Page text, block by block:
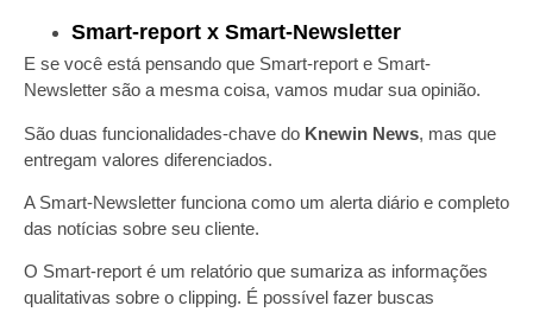
Smart-report x Smart-Newsletter
E se você está pensando que Smart-report e Smart-
Newsletter são a mesma coisa, vamos mudar sua opinião.
São duas funcionalidades-chave do Knewin News, mas que
entregam valores diferenciados.
A Smart-Newsletter funciona como um alerta diário e completo
das notícias sobre seu cliente.
O Smart-report é um relatório que sumariza as informações
qualitativas sobre o clipping. É possível fazer buscas